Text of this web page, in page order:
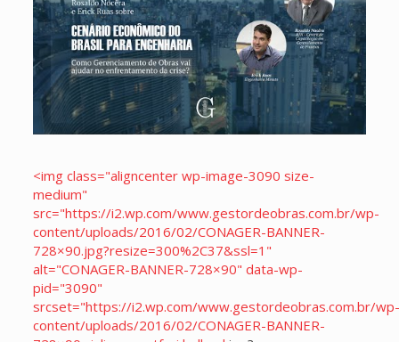
<img class="aligncenter wp-image-3090 size-
medium"
src="https://i2.wp.com/www.gestordeobras.com.br/wp-
content/uploads/2016/02/CONAGER-BANNER-
728×90.jpg?resize=300%2C37&ssl=1"
alt="CONAGER-BANNER-728×90" data-wp-
pid="3090"
srcset="https://i2.wp.com/www.gestordeobras.com.br/wp-
content/uploads/2016/02/CONAGER-BANNER-